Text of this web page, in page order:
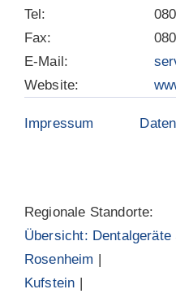
Tel:
Fax:
E-Mail:
Website:
Impressum
Regionale Standorte:
Übersicht: Dentalgeräte
Rosenheim |
Kufstein |